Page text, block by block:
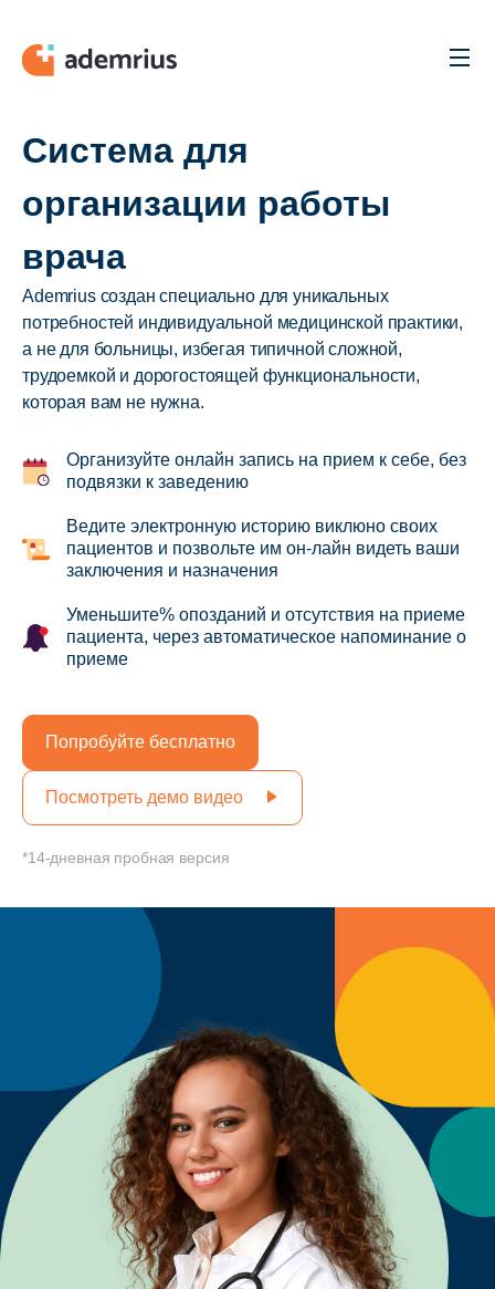
Система для
организации работы
врача
Ademrius создан специально для уникальных
потребностей индивидуальной медицинской практики,
а не для больницы, избегая типичной сложной,
трудоемкой и дорогостоящей функциональности,
которая вам не нужна.
Организуйте онлайн запись на прием к себе, без
подвязки к заведению
Ведите электронную историю виклюно своих
пациентов и позвольте им он-лайн видеть ваши
заключения и назначения
Уменьшите% опозданий и отсутствия на приеме
пациента, через автоматическое напоминание о
приеме
Попробуйте бесплатно
Посмотреть демо видео
*14-дневная пробная версия